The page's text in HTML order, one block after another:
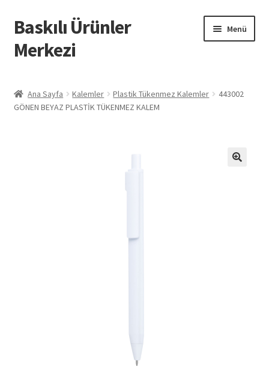
Dolaşıma
geç
İçeriğe
geç
Baskılı Ürünler
Merkezi
Menü
Baskılı Ürünler
Ana Sayfa Kalemler Plastik Tükenmez Kalemler
443002
GÖNEN BEYAZ PLASTİK TÜKENMEZ KALEM